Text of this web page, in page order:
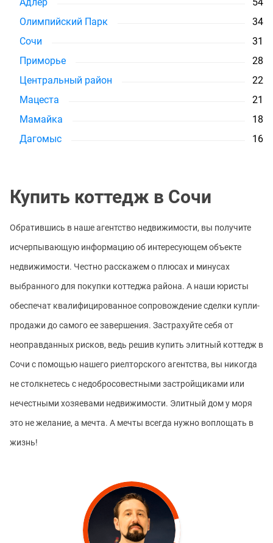
Олимпийский Парк
34
Сочи
31
Приморье
28
Центральный район
22
Мацеста
21
Мамайка
18
Дагомыс
16
Купить коттедж в Сочи
Обратившись в наше агентство недвижимости, вы получите
исчерпывающую информацию об интересующем объекте
недвижимости. Честно расскажем о плюсах и минусах
выбранного для покупки коттеджа района. А наши юристы
обеспечат квалифицированное сопровождение сделки купли-
продажи до самого ее завершения. Застрахуйте себя от
неоправданных рисков, ведь решив купить элитный коттедж в
Сочи с помощью нашего риелторского агентства, вы никогда
не столкнетесь с недобросовестными застройщиками или
нечестными хозяевами недвижимости. Элитный дом у моря
это не желание, а мечта. А мечты всегда нужно воплощать в
жизнь!